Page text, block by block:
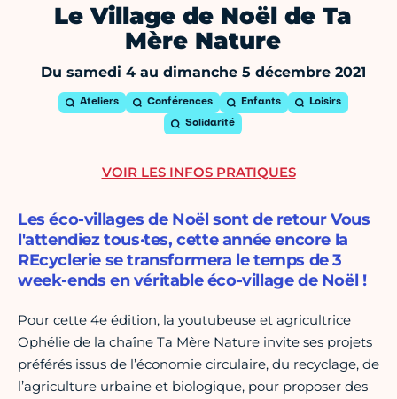
Le Village de Noël de Ta
Mère Nature
Du samedi 4 au dimanche 5 décembre 2021
Ateliers Conférences Enfants Loisirs
Solidarité
Les éco-villages de Noël sont de retour Vous
l'attendiez tous·tes, cette année encore la
REcyclerie se transformera le temps de 3
week-ends en véritable éco-village de Noël !
Pour cette 4e édition, la youtubeuse et agricultrice
Ophélie de la chaîne Ta Mère Nature invite ses projets
préférés issus de l’économie circulaire, du recyclage, de
l’agriculture urbaine et biologique, pour proposer des
VOIR LES INFOS PRATIQUES